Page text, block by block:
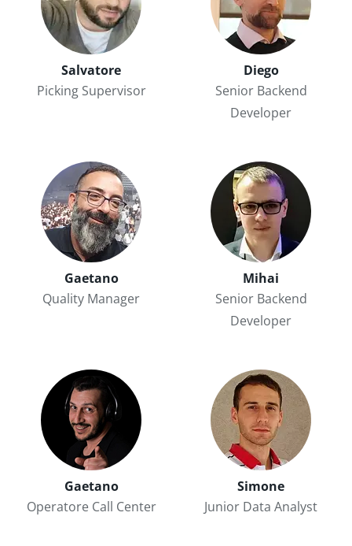
Salvatore
Picking Supervisor
Diego
Senior Backend
Developer
Gaetano
Quality Manager
Mihai
Senior Backend
Developer
Gaetano
Operatore Call Center
Simone
Junior Data Analyst